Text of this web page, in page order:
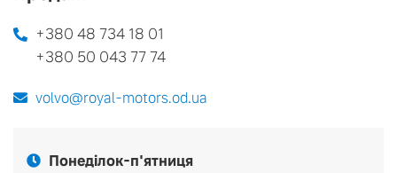
+380 48 734 18 01
+380 50 043 77 74
volvo@royal-motors.od.ua
Понеділок-п'ятниця